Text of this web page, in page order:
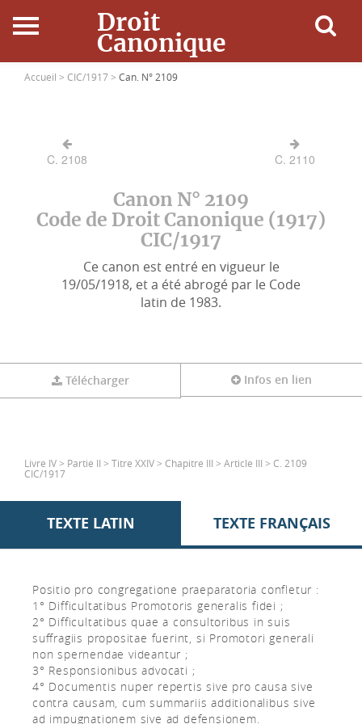
Droit
Canonique
Accueil
Ressources
Accueil > CIC/1917 > Can. N° 2109
C. 2108 C. 2110
Canon N° 2109
Code de Droit Canonique (1917)
CIC/1917
Ce canon est entré en vigueur le
19/05/1918, et a été abrogé par le Code
latin de 1983.
Télécharger Infos en lien
Livre IV > Partie II > Titre XXIV > Chapitre III > Article III > C. 2109
CIC/1917
TEXTE LATIN TEXTE FRANÇAIS
Positio pro congregatione praeparatoria confletur :
1° Difficultatibus Promotoris generalis fidei ;
2° Difficultatibus quae a consultoribus in suis
suffragiis propositae fuerint, si Promotori generali
non spernendae videantur ;
3° Responsionibus advocati ;
4° Documentis nuper repertis sive pro causa sive
contra causam, cum summariis additionalibus sive
ad impugnationem sive ad defensionem.